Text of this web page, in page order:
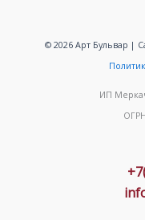
© 2026 Арт Бульвар |
ИП